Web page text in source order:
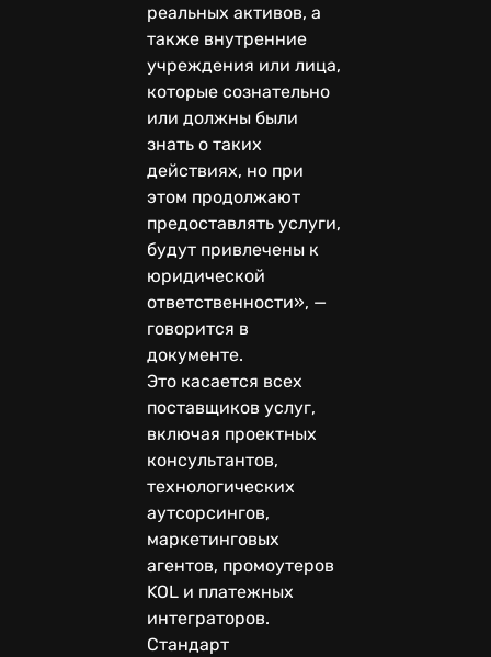
реальных активов, а
также внутренние
учреждения или лица,
которые сознательно
или должны были
знать о таких
действиях, но при
этом продолжают
предоставлять услуги,
будут привлечены к
юридической
ответственности», —
говорится в
документе.
Это касается всех
поставщиков услуг,
включая проектных
консультантов,
технологических
аутсорсингов,
маркетинговых
агентов, промоутеров
KOL и платежных
интеграторов.
Стандарт